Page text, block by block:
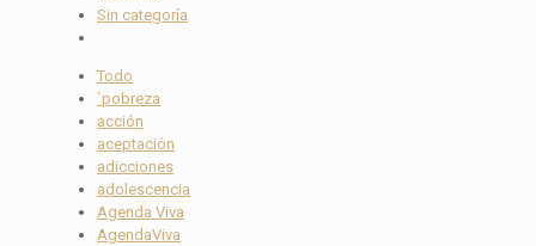
Sin categoría
Todo
`pobreza
acción
aceptación
adicciones
adolescencia
Agenda Viva
AgendaViva